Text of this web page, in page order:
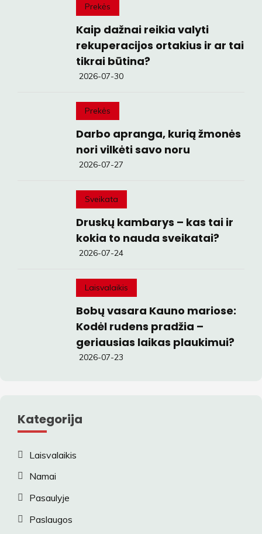
Prekės
Kaip dažnai reikia valyti
rekuperacijos ortakius ir ar tai
tikrai būtina?
2026-07-30
Prekės
Darbo apranga, kurią žmonės
nori vilkėti savo noru
2026-07-27
Sveikata
Druskų kambarys – kas tai ir
kokia to nauda sveikatai?
2026-07-24
Laisvalaikis
Bobų vasara Kauno mariose:
Kodėl rudens pradžia –
geriausias laikas plaukimui?
2026-07-23
Kategorija
Laisvalaikis
Namai
Pasaulyje
Paslaugos